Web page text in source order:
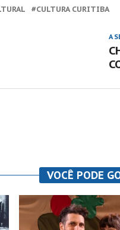
CULTURA CURITIBA
A
VOCÊ PODE